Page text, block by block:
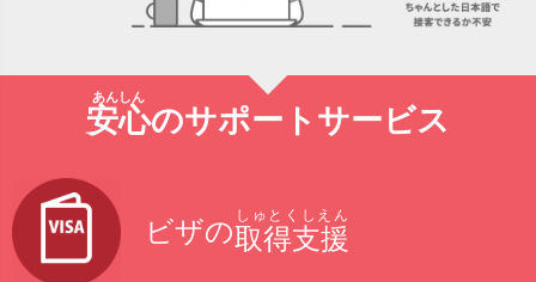
安心のサポートサービス
ビザの取得支援
しゅとくしえん